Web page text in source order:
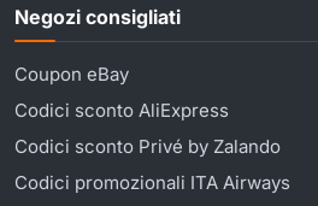
Negozi consigliati
Coupon eBay
Codici sconto AliExpress
Codici sconto Privé by Zalando
Codici promozionali ITA Airways